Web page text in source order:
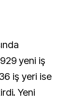
yeni iş
iş yeri ise
Yeni